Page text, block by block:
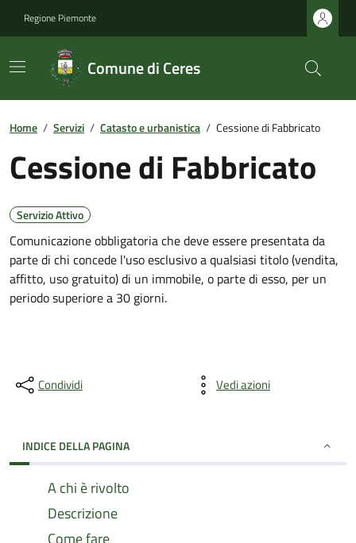
Regione Piemonte
Comune di Ceres
Home / Servizi / Catasto e urbanistica / Cessione di Fabbricato
Cessione di Fabbricato
Servizio Attivo
Comunicazione obbligatoria che deve essere presentata da
parte di chi concede l'uso esclusivo a qualsiasi titolo (vendita,
affitto, uso gratuito) di un immobile, o parte di esso, per un
periodo superiore a 30 giorni.
Condividi Vedi azioni
INDICE DELLA PAGINA
A chi è rivolto
Descrizione
Come fare